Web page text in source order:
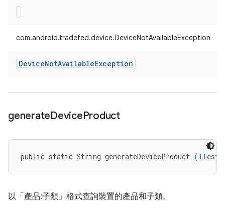
com.android.tradefed.device.DeviceNotAvailableException
DeviceNotAvailableException
generateDeviceProduct
public static String generateDeviceProduct (
以「產品:子類」格式查詢裝置的產品和子類。